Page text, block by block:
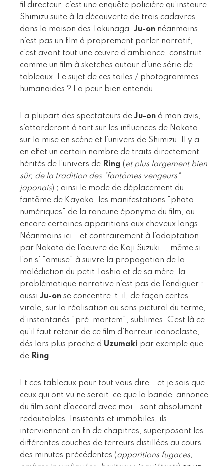
fil directeur, c’est une enquête policière qu’instaure
Shimizu suite à la découverte de trois cadavres
dans la maison des Tokunaga. Ju-on néanmoins,
n’est pas un film à proprement parler narratif,
c’est avant tout une œuvre d’ambiance, construit
comme un film à sketches autour d’une série de
tableaux. Le sujet de ces toiles / photogrammes
humanoïdes ? La peur bien entendu.
La plupart des spectateurs de Ju-on à mon avis,
s’attarderont à tort sur les influences de Nakata
sur la mise en scène et l’univers de Shimizu. Il y a
en effet un certain nombre de traits directement
hérités de l’univers de Ring (et plus largement bien
sûr, de la tradition des "fantômes vengeurs"
japonais) ; ainsi le mode de déplacement du
fantôme de Kayako, les manifestations "photo-
numériques" de la rancune éponyme du film, ou
encore certaines apparitions aux cheveux longs.
Néanmoins ici - et contrairement à l’adaptation
par Nakata de l’oeuvre de Koji Suzuki -, même si
l’on s’ "amuse" à suivre la propagation de la
malédiction du petit Toshio et de sa mère, la
problématique narrative n’est pas de l’endiguer ;
aussi Ju-on se concentre-t-il, de façon certes
virale, sur la réalisation au sens pictural du terme,
d’instantanés "pré-mortem", sublimes. C’est là ce
qu’il faut retenir de ce film d’horreur iconoclaste,
dés lors plus proche d’ Uzumaki par exemple que
de Ring.
Et ces tableaux pour tout vous dire - et je sais que
ceux qui ont vu ne serait-ce que la bande-annonce
du film sont d’accord avec moi - sont absolument
redoutables. Insistants et immobiles, ils
interviennent en fin de chapitres, superposant les
différentes couches de terreurs distillées au cours
des minutes précédentes (apparitions fugaces,